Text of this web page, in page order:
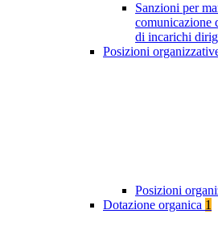
Sanzioni per
comunicazione
di incarichi
Posizioni
Posizioni
Dotazione organica 1